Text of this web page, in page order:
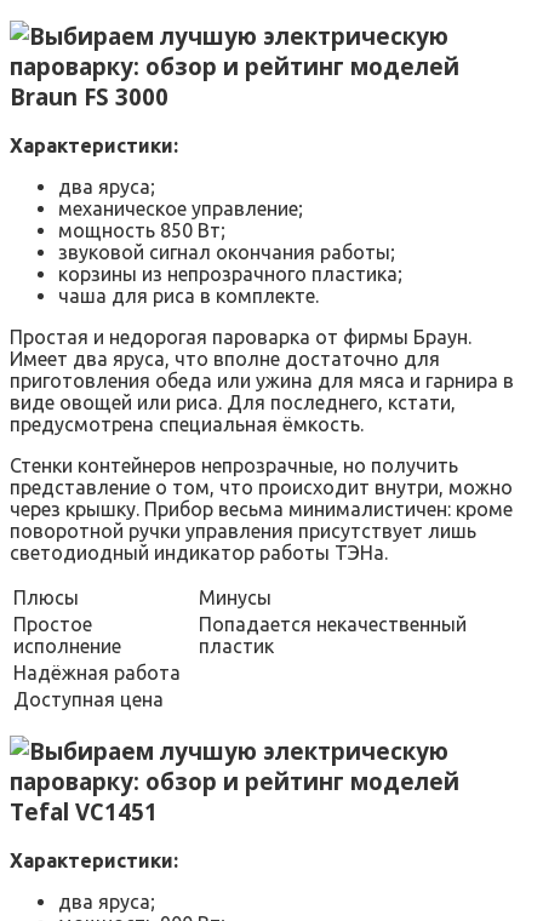
Braun FS 3000
Характеристики:
два яруса;
механическое управление;
мощность 850 Вт;
звуковой сигнал окончания работы;
корзины из непрозрачного пластика;
чаша для риса в комплекте.
Простая и недорогая пароварка от фирмы Браун.
Имеет два яруса, что вполне достаточно для
приготовления обеда или ужина для мяса и гарнира в
виде овощей или риса. Для последнего, кстати,
предусмотрена специальная ёмкость.
Стенки контейнеров непрозрачные, но получить
представление о том, что происходит внутри, можно
через крышку. Прибор весьма минималистичен: кроме
поворотной ручки управления присутствует лишь
светодиодный индикатор работы ТЭНа.
Плюсы
Минусы
Простое
исполнение
Попадается некачественный
пластик
Надёжная работа
Доступная цена
Tefal VC1451
Характеристики:
два яруса;